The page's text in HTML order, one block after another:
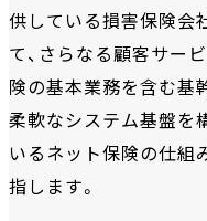
供している損害保険会
て、さらなる顧客サー
険の基本業務を含む基
柔軟なシステム基盤を
いるネット保険の仕組
指します。